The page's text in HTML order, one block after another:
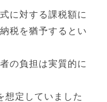
に対する課税額に
税を猶予するとい
の負担は実質的に
想定していました